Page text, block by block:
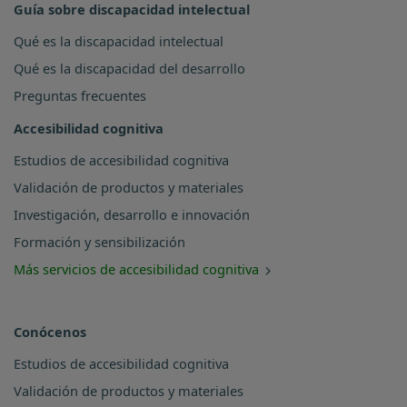
Guía sobre discapacidad intelectual
Qué es la discapacidad intelectual
Qué es la discapacidad del desarrollo
Preguntas frecuentes
Accesibilidad cognitiva
Estudios de accesibilidad cognitiva
Validación de productos y materiales
Investigación, desarrollo e innovación
Formación y sensibilización
Más servicios de accesibilidad cognitiva
Conócenos
Estudios de accesibilidad cognitiva
Validación de productos y materiales